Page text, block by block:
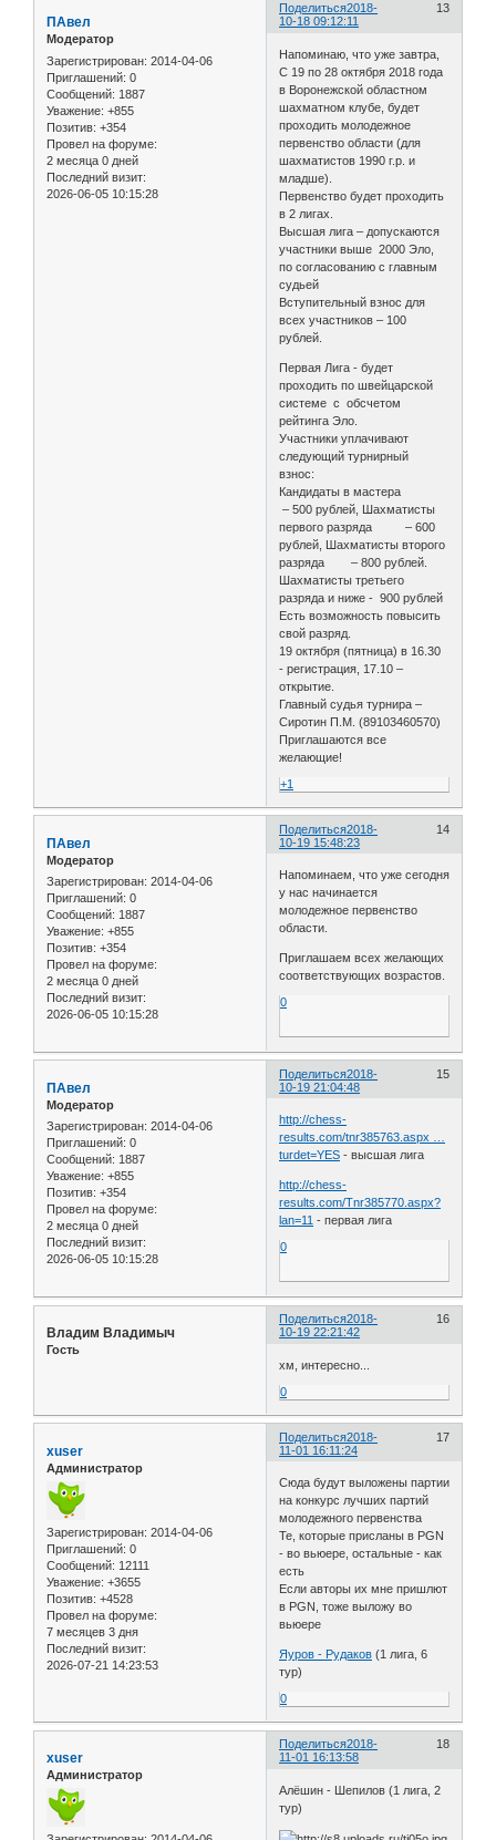
Поделиться 13
2018-
10-18 09:12:11
ПАвел
Модератор
Зарегистрирован: 2014-04-06
Приглашений: 0
Сообщений: 1887
Уважение: +855
Позитив: +354
Провел на форуме:
2 месяца 0 дней
Последний визит:
2026-06-05 10:15:28
Напоминаю, что уже завтра,
С 19 по 28 октября 2018 года
в Воронежской областном
шахматном клубе, будет
проходить молодежное
первенство области (для
шахматистов 1990 г.р. и
младше).
Первенство будет проходить
в 2 лигах.
Высшая лига – допускаются
участники выше 2000 Эло,
по согласованию с главным
судьей
Вступительный взнос для
всех участников – 100
рублей.
Первая Лига - будет
проходить по швейцарской
системе с обсчетом
рейтинга Эло.
Участники уплачивают
следующий турнирный
взнос:
Кандидаты в мастера
– 500 рублей, Шахматисты
первого разряда – 600
рублей, Шахматисты второго
разряда – 800 рублей.
Шахматисты третьего
разряда и ниже - 900 рублей
Есть возможность повысить
свой разряд.
19 октября (пятница) в 16.30
- регистрация, 17.10 –
открытие.
Главный судья турнира –
Сиротин П.М. (89103460570)
Приглашаются все
желающие!
+1
Поделиться 14
2018-
10-19 15:48:23
ПАвел
Модератор
Зарегистрирован: 2014-04-06
Приглашений: 0
Сообщений: 1887
Уважение: +855
Позитив: +354
Провел на форуме:
2 месяца 0 дней
Последний визит:
2026-06-05 10:15:28
Напоминаем, что уже сегодня
у нас начинается
молодежное первенство
области.
Приглашаем всех желающих
соответствующих возрастов.
0
Поделиться 15
2018-
10-19 21:04:48
ПАвел
Модератор
Зарегистрирован: 2014-04-06
Приглашений: 0
Сообщений: 1887
Уважение: +855
Позитив: +354
Провел на форуме:
2 месяца 0 дней
Последний визит:
2026-06-05 10:15:28
http://chess-
results.com/tnr385763.aspx …
turdet=YES - высшая лига
http://chess-
results.com/Tnr385770.aspx?
lan=11 - первая лига
0
Поделиться 16
2018-
10-19 22:21:42
Владим Владимыч
Гость
хм, интересно...
0
Поделиться 17
2018-
11-01 16:11:24
xuser
Администратор
Зарегистрирован: 2014-04-06
Приглашений: 0
Сообщений: 12111
Уважение: +3655
Позитив: +4528
Провел на форуме:
7 месяцев 3 дня
Последний визит:
2026-07-21 14:23:53
Сюда будут выложены партии
на конкурс лучших партий
молодежного первенства
Те, которые присланы в PGN
- во вьюере, остальные - как
есть
Если авторы их мне пришлют
в PGN, тоже выложу во
вьюере
Яуров - Рудаков (1 лига, 6
тур)
0
Поделиться 18
2018-
11-01 16:13:58
xuser
Администратор
Алёшин - Шепилов (1 лига, 2
тур)